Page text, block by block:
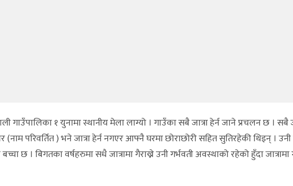
गाउँपालिका १ युनामा स्थानीय मेला लाग्यो । गाउँका सबै जात्रा हेर्न जाने प्रचलन छ । सबै
(नाम परिवर्तित ) भने जात्रा हेर्न नगएर आफ्नै घरमा छोराछोरी सहित सुतिरहेकी थिइन् । उनी
छ । बिगतका वर्षहरुमा सधै जात्रामा गैराख्ने उनी गर्भवती अवस्थाको रहेको हुँदा